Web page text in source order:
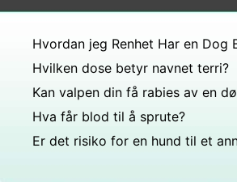
Hvilken dose betyr navnet terri?
Hva får blod til å sprute?